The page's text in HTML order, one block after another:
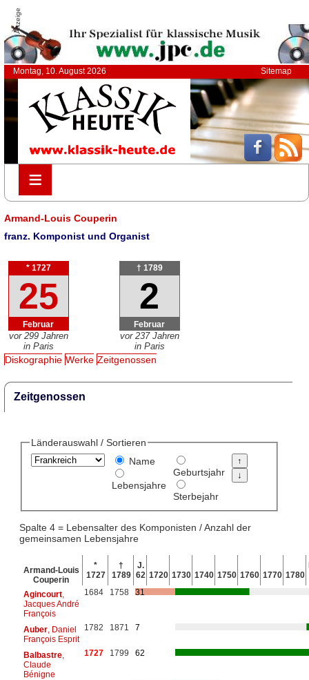
Anzeige
Montag, 10. August 2026 Sitemap
≡
≡
Armand-Louis Couperin
franz. Komponist und Organist
* 1727
25
Februar
vor 299 Jahren
in Paris
† 1789
2
Februar
vor 237 Jahren
in Paris
Diskographie Werke Zeitgenossen
Zeitgenossen
Länderauswahl / Sortieren
Name
Lebensjahre
Geburtsjahr
Sterbejahr
Spalte 4 = Lebensalter des Komponisten / Anzahl der
gemeinsamen Lebensjahre
Armand-Louis
Couperin
*
1727
†
1789
J.
62 1720 1730 1740 1750 1760 1770 1780
Agincourt,
Jacques André
François
1684 1758 31
Auber, Daniel
François Esprit
1782 1871 7
Balbastre,
Claude
Bénigne
1727 1799 62